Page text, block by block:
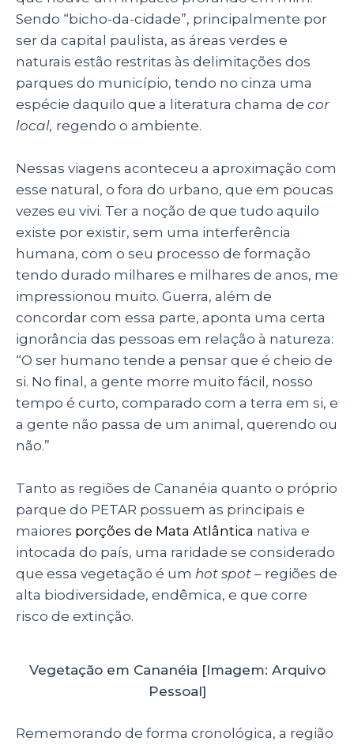
Sendo “bicho-da-cidade”, principalmente por
ser da capital paulista, as áreas verdes e
naturais estão restritas às delimitações dos
parques do município, tendo no cinza uma
espécie daquilo que a literatura chama de cor
local, regendo o ambiente.
Nessas viagens aconteceu a aproximação com
esse natural, o fora do urbano, que em poucas
vezes eu vivi. Ter a noção de que tudo aquilo
existe por existir, sem uma interferência
humana, com o seu processo de formação
tendo durado milhares e milhares de anos, me
impressionou muito. Guerra, além de
concordar com essa parte, aponta uma certa
ignorância das pessoas em relação à natureza:
“O ser humano tende a pensar que é cheio de
si. No final, a gente morre muito fácil, nosso
tempo é curto, comparado com a terra em si, e
a gente não passa de um animal, querendo ou
não.”
Tanto as regiões de Cananéia quanto o próprio
parque do PETAR possuem as principais e
maiores porções de Mata Atlântica nativa e
intocada do país, uma raridade se considerado
que essa vegetação é um hot spot – regiões de
alta biodiversidade, endêmica, e que corre
risco de extinção.
Vegetação em Cananéia [Imagem: Arquivo
Pessoal]
Rememorando de forma cronológica, a região